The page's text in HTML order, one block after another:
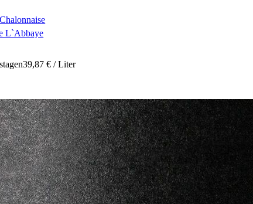
L`Abbaye
39,87 € / Liter